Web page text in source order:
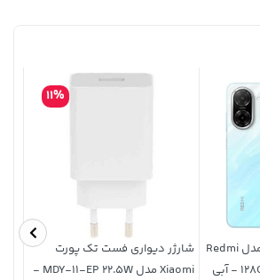
گوشی موبایل Xiaomi مدل Redmi
شارژر دیواری فست تک پورت
Xiaomi مدل MDY-11-EP 22.5W -
11%